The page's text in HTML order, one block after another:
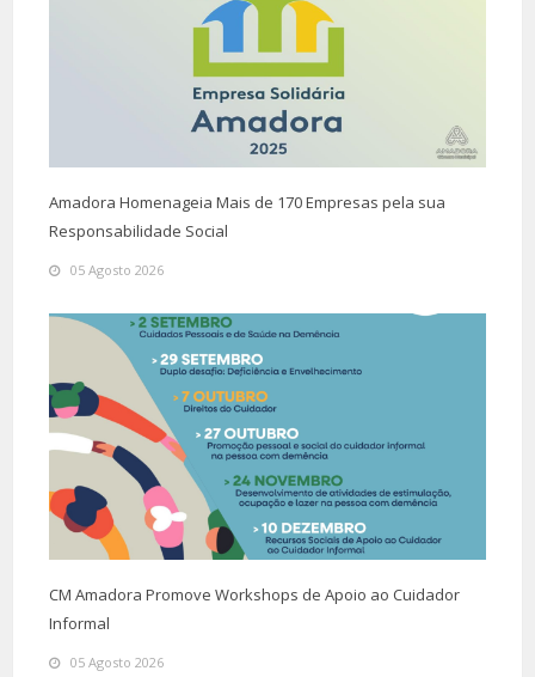
Amadora Homenageia Mais de 170 Empresas pela sua
Responsabilidade Social
05 Agosto 2026
CM Amadora Promove Workshops de Apoio ao Cuidador
Informal
05 Agosto 2026